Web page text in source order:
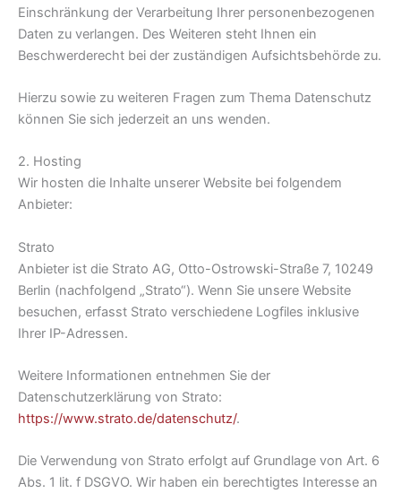
Einschränkung der Verarbeitung Ihrer personenbezogenen
Daten zu verlangen. Des Weiteren steht Ihnen ein
Beschwerderecht bei der zuständigen Aufsichtsbehörde zu.
Hierzu sowie zu weiteren Fragen zum Thema Datenschutz
können Sie sich jederzeit an uns wenden.
2. Hosting
Wir hosten die Inhalte unserer Website bei folgendem
Anbieter:
Strato
Anbieter ist die Strato AG, Otto-Ostrowski-Straße 7, 10249
Berlin (nachfolgend „Strato“). Wenn Sie unsere Website
besuchen, erfasst Strato verschiedene Logfiles inklusive
Ihrer IP-Adressen.
Weitere Informationen entnehmen Sie der
Datenschutzerklärung von Strato:
https://www.strato.de/datenschutz/.
Die Verwendung von Strato erfolgt auf Grundlage von Art. 6
Abs. 1 lit. f DSGVO. Wir haben ein berechtigtes Interesse an